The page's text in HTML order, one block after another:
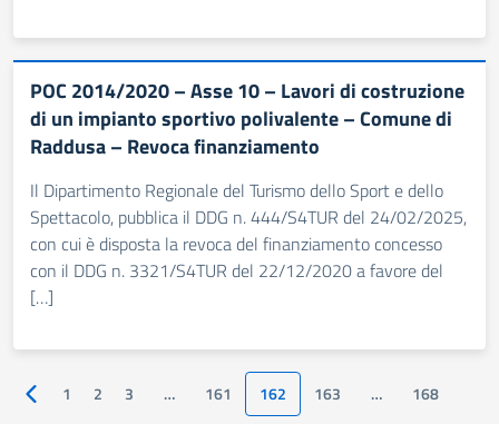
POC 2014/2020 – Asse 10 – Lavori di costruzione
di un impianto sportivo polivalente – Comune di
Raddusa – Revoca finanziamento
Il Dipartimento Regionale del Turismo dello Sport e dello
Spettacolo, pubblica il DDG n. 444/S4TUR del 24/02/2025,
con cui è disposta la revoca del finanziamento concesso
con il DDG n. 3321/S4TUR del 22/12/2020 a favore del
[…]
Pagina precedente
1 2 3 … 161 162 163 …
168